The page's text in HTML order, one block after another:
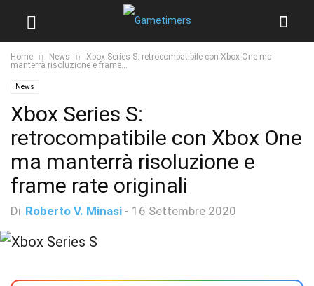
Home News
Xbox Series S: retrocompatibile con Xbox One ma
manterrà risoluzione e frame...
News
Xbox Series S:
retrocompatibile con Xbox One
ma manterrà risoluzione e
frame rate originali
Di Roberto V. Minasi - 16 Settembre 2020